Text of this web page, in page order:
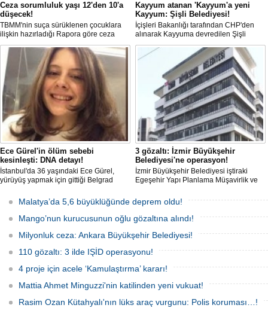
Ceza sorumluluk yaşı 12'den 10'a
düşecek!
TBMM'nin suça sürüklenen çocuklara
ilişkin hazırladığı Rapora göre ceza
sorumluluğu yaşının; 12'den 10'a
düşürülmesi planlanıyor.
Kayyum atanan 'Kayyum'a yeni
Kayyum: Şişli Belediyesi!
İçişleri Bakanlığı tarafından CHP'den
alınarak Kayyuma devredilen Şişli
Belediyesinde bir hafta içinde 2. kez
Kayyum değişti.
Ece Gürel'in ölüm sebebi
kesinleşti: DNA detayı!
İstanbul'da 36 yaşındaki Ece Gürel,
yürüyüş yapmak için gittiği Belgrad
karıştı. 4 gün sonra sağ bulunan ancak
kaldırıldığı hastanede hayatını
kaybeden Ece'nin ölümüyle ilgili
soruşturma tamamlanırken, dikkat
çeken detaylar yer aldı.
3 gözaltı: İzmir Büyükşehir
Belediyesi'ne operasyon!
İzmir Büyükşehir Belediyesi iştiraki
Egeşehir Yapı Planlama Müşavirlik ve
karıştırma' operasyonu düzenlendi. 4
şüpheliden 3'ü; Jandarma ekipleri
tarafınca gözaltına alındı.
Malatya’da 5,6 büyüklüğünde deprem oldu!
Mango’nun kurucusunun oğlu gözaltına alındı!
Milyonluk ceza: Ankara Büyükşehir Belediyesi!
110 gözaltı: 3 ilde IŞİD operasyonu!
4 proje için acele ‘Kamulaştırma’ kararı!
Mattia Ahmet Minguzzi'nin katilinden yeni vukuat!
Rasim Ozan Kütahyalı'nın lüks araç vurgunu: Polis koruması…!